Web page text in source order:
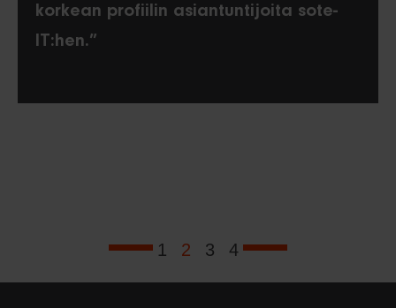
korkean profiilin asiantuntijoita sote-
IT:hen.”
1 2 3 4